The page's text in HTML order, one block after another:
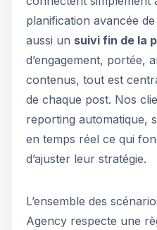
planification avancée
aussi un suivi fin de la
d’engagement, portée,
contenus, tout est
de chaque post. Nos
reporting automatique,
en temps réel ce qui
d’ajuster leur stratégie.
L’ensemble des
Agency respecte une